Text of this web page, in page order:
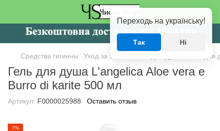
Средства гигиены Уход за телом Гели
Гель для душа L'angelica Aloe vera e
Burro di karite 500 мл
Артикул: F0000025988 Оставить отзыв
7%
Переходь на українську!
Так Ні